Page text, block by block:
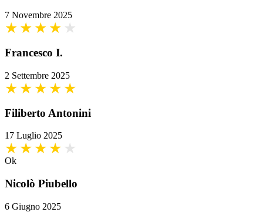
7 Novembre 2025
Francesco I.
2 Settembre 2025
Filiberto Antonini
17 Luglio 2025
Ok
Nicolò Piubello
6 Giugno 2025